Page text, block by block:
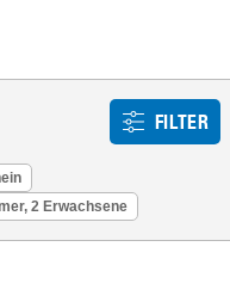
FILTER
2 Erwachsene